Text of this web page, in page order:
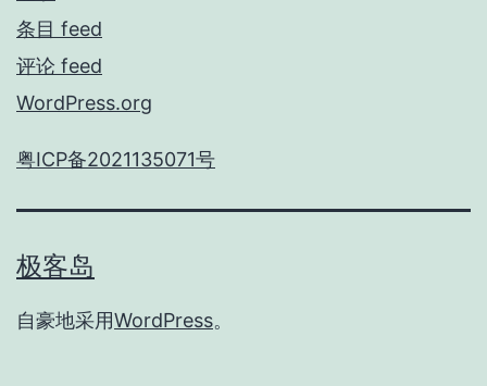
条目 feed
评论 feed
WordPress.org
粤ICP备2021135071号
极客岛
自豪地采用WordPress。